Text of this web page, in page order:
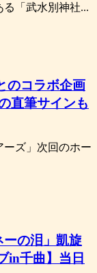
る「武水別神社...
のコラボ企画
直筆サインも
ズ」次回のホー
の泪」凱旋
in千曲】当日